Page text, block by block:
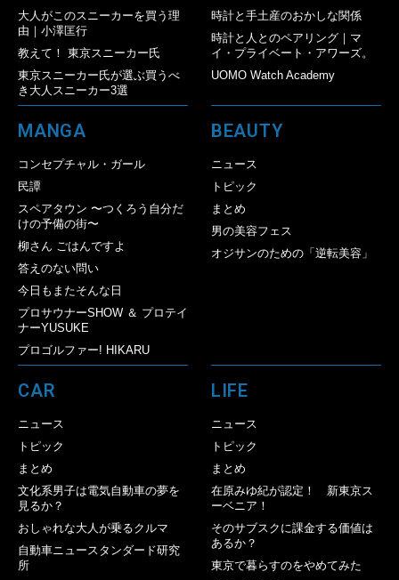
大人がこのスニーカーを買う理
由｜小澤匡行
教えて！ 東京スニーカー氏
東京スニーカー氏が選ぶ買うべ
き大人スニーカー3選
時計と手土産のおかしな関係
時計と人とのペアリング｜マ
イ・プライベート・アワーズ。
UOMO Watch Academy
MANGA
コンセプチャル・ガール
民譚
スペアタウン 〜つくろう自分だ
けの予備の街〜
柳さん ごはんですよ
答えのない問い
今日もまたそんな日
プロサウナーSHOW ＆ プロテイ
ナーYUSUKE
プロゴルファー! HIKARU
BEAUTY
ニュース
トピック
まとめ
男の美容フェス
オジサンのための「逆転美容」
CAR
ニュース
トピック
まとめ
文化系男子は電気自動車の夢を
見るか？
おしゃれな大人が乗るクルマ
自動車ニュースタンダード研究
所
LIFE
ニュース
トピック
まとめ
在原みゆ紀が認定！ 新東京ス
ーベニア！
そのサブスクに課金する価値は
あるか？
東京で暮らすのをやめてみた